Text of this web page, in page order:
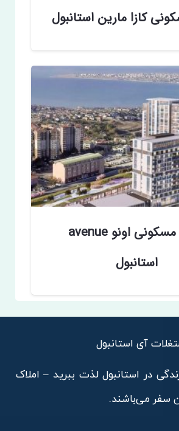
کازا مارین استانبول
پروژه مسکونی اونو avenue
استانبول
آی استانبول
در استانبول لذت ببرید – املاک
سفر می‌باشند.